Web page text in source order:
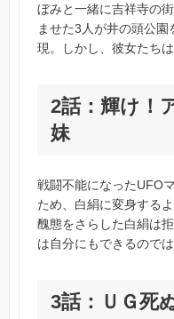
ぼみと一緒に吉祥寺の
ませた3人が井の頭公
現。しかし、彼女たち
2話：輝け！
妹
戦闘不能になったUFO
ため、白絹に変身する
醜態をさらした白絹は
は自分にもできるので
3話：ＵＧ死